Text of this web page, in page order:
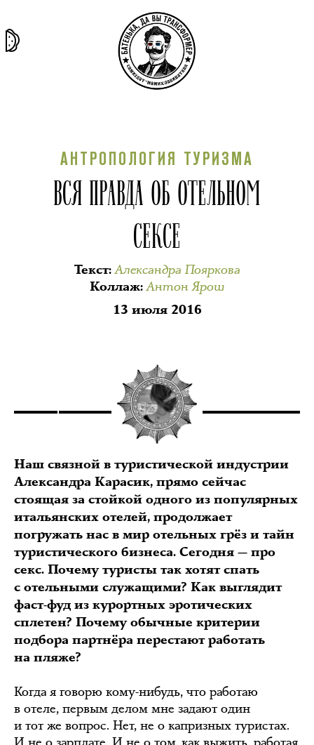
АНТРОПОЛОГИЯ ТУРИЗМА
ВСЯ ПРАВДА ОБ ОТЕЛЬНОМ
СЕКСЕ
Текст:Александра Пояркова
Коллаж:Антон Ярош
13 июля 2016
Наш связной в туристической индустрии
Александра Карасик, прямо сейчас
стоящая за стойкой одного из популярных
итальянских отелей, продолжает
погружать нас в мир отельных грёз и тайн
туристического бизнеса. Сегодня — про
секс. Почему туристы так хотят спать
с отельными служащими? Как выглядит
фаст-фуд из курортных эротических
сплетен? Почему обычные критерии
подбора партнёра перестают работать
на пляже?
Когда я говорю кому-нибудь, что работаю
в отеле, первым делом мне задают один
и тот же вопрос. Нет, не о капризных туристах.